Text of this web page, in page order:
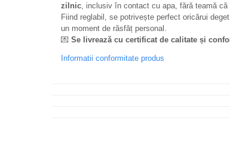
zilnic, inclusiv în contact cu apa, fără teamă
Fiind reglabil, se potrivește perfect oricărui
un moment de răsfăț personal.
💌 Se livrează cu certificat de calitate și
Informatii conformitate produs